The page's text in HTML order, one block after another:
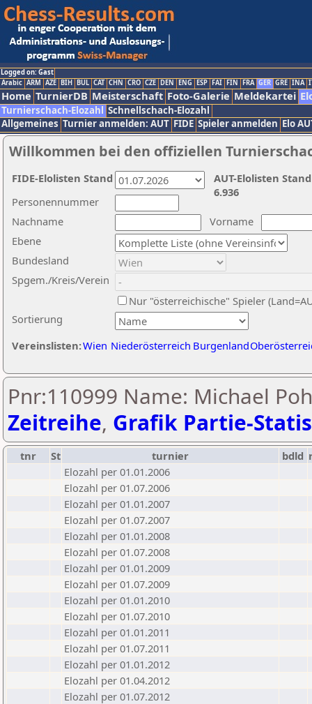
Logged on: Gast
Arabic ARM AZE BIH BUL CAT CHN CRO CZE DEN ENG ESP FAI FIN FRA GER GRE INA
Home TurnierDB Meisterschaft Foto-Galerie Meldekartei
Turnierschach-Elozahl Schnellschach-Elozahl
Allgemeines Turnier anmelden: AUT FIDE Spieler anmelden Elo
Willkommen bei den offiziellen
Nachname
Vorname
Ebene
Sortierung
Personennummer
Bundesland
Spgem./Kreis/Verein
Nur "österreichische" Spieler
Vereinslisten:Wien Niederösterreich Burgenland
AUT-Elolisten
6.936
FIDE-Elolisten Stand
Pnr:110999 Name: Michael
Zeitreihe, Grafik Partie-
tnr St turnier bdld
Elozahl per 01.01.2006
Elozahl per 01.07.2006
Elozahl per 01.01.2007
Elozahl per 01.07.2007
Elozahl per 01.01.2008
Elozahl per 01.07.2008
Elozahl per 01.01.2009
Elozahl per 01.07.2009
Elozahl per 01.01.2010
Elozahl per 01.07.2010
Elozahl per 01.01.2011
Elozahl per 01.07.2011
Elozahl per 01.01.2012
Elozahl per 01.04.2012
Elozahl per 01.07.2012